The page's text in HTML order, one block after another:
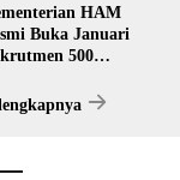
HAM
Buka Januari
500